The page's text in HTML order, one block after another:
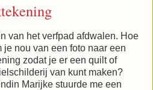
van het verfpad afdwalen. Hoe
je nou van een foto naar een
zodat je er een quilt of
van kunt maken?
Marijke stuurde me een